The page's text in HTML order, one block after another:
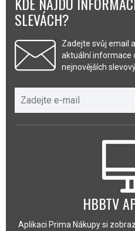
SLEVÁCH?
Zadejte svůj email
aktuální informace
nejnovějších
HBBTV
Aplikaci Prima Nákupy si